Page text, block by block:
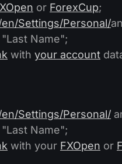
or ForexCup;
Settings/Personal/
Name";
with your account
Settings/Personal/
Name";
with your FXOpen or